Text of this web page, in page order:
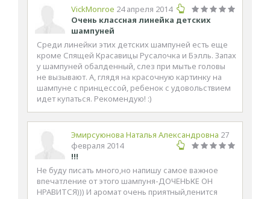
VickMonroe 24 апреля 2014
Очень классная линейка детских
шампуней
Среди линейки этих детских шампуней есть еще
кроме Спящей Красавицы Русалочка и Бэлль. Запах
у шампуней обалденный, слез при мытье головы
не вызывают. А, глядя на красочную картинку на
шампуне с принцессой, ребенок с удовольствием
идет купаться. Рекомендую! :)
Эмирсуюнова Наталья Александровна 27
февраля 2014
!!!
Не буду писать много,но напишу самое важное
впечатление от этого шампуня-ДОЧЕНЬКЕ ОН
НРАВИТСЯ))) И аромат очень приятный,пенится